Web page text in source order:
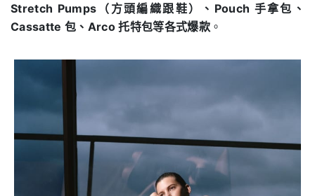
Stretch Pumps（方頭編織跟鞋）、Pouch 手拿包、
Cassatte 包、Arco 托特包等各式爆款 。